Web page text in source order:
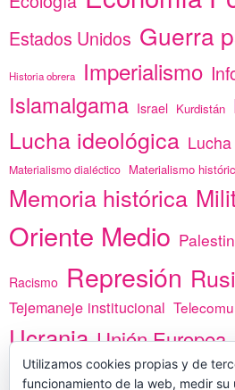
Estados Unidos Guerra
Historia obrera Imperialismo
Islamalgama Israel Kurdistán
Lucha ideológica
Materialismo dialéctico Materialismo
Memoria histórica
Oriente Medio
Racismo Represión
Tejemaneje institucional
Ucrania Unión Europea
vacunas Yemen África
Utilizamos cookies propias y de
funcionamiento de la web, medir su